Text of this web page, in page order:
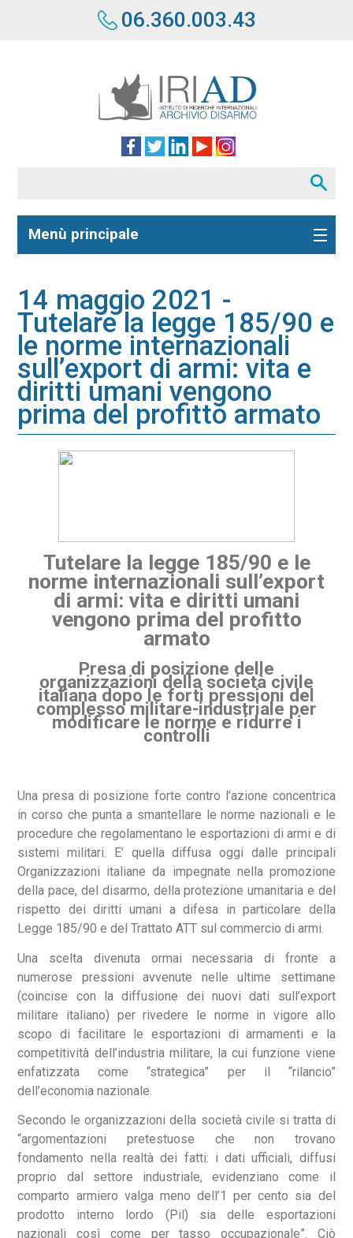
06.360.003.43
Menù principale
14 maggio 2021 -
Tutelare la legge 185/90 e
le norme internazionali
sull’export di armi: vita e
diritti umani vengono
prima del profitto armato
Tutelare la legge 185/90 e le
norme internazionali sull’export
di armi: vita e diritti umani
vengono prima del profitto
armato
Presa di posizione delle
organizzazioni della società civile
italiana dopo le forti pressioni del
complesso militare-industriale per
modificare le norme e ridurre i
controlli
Una presa di posizione forte contro l’azione concentrica
in corso che punta a smantellare le norme nazionali e le
procedure che regolamentano le esportazioni di armi e di
sistemi militari. E’ quella diffusa oggi dalle principali
Organizzazioni italiane da impegnate nella promozione
della pace, del disarmo, della protezione umanitaria e del
rispetto dei diritti umani a difesa in particolare della
Legge 185/90 e del Trattato ATT sul commercio di armi.
Una scelta divenuta ormai necessaria di fronte a
numerose pressioni avvenute nelle ultime settimane
(coincise con la diffusione dei nuovi dati sull’export
militare italiano) per rivedere le norme in vigore allo
scopo di facilitare le esportazioni di armamenti e la
competitività dell’industria militare, la cui funzione viene
enfatizzata come “strategica” per il “rilancio”
dell’economia nazionale.
Secondo le organizzazioni della società civile si tratta di
“argomentazioni pretestuose che non trovano
fondamento nella realtà dei fatti: i dati ufficiali, diffusi
proprio dal settore industriale, evidenziano come il
comparto armiero valga meno dell’1 per cento sia del
prodotto interno lordo (Pil) sia delle esportazioni
nazionali così come per tasso occupazionale”. Ciò